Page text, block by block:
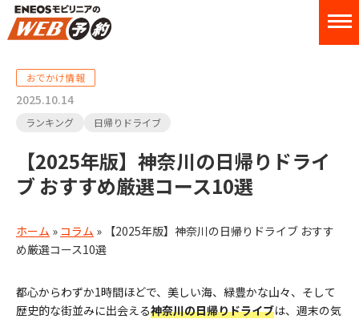
おでかけ情報
2025.10.14
ランキング 日帰りドライブ
【2025年版】神奈川の日帰りドライ
ブ おすすめ厳選コース10選
ホーム » コラム » 【2025年版】神奈川の日帰りドライブ おすす
め厳選コース10選
都心からわずか1時間ほどで、美しい海、緑豊かな山々、そして
歴史的な街並みに出会える神奈川の日帰りドライブは、週末の気